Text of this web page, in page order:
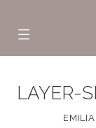
LAYER-